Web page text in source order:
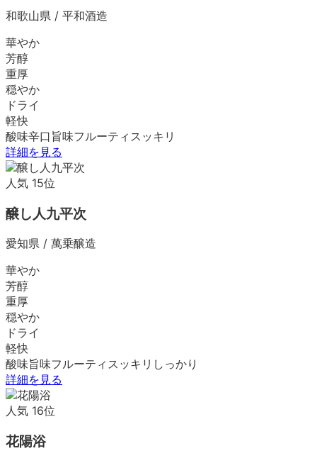
和歌山県 / 平和酒造
華やか
芳醇
重厚
穏やか
ドライ
軽快
酸味辛口 旨味フルーティ スッキリ
詳細を見る
人気 15位
醸し人九平次
愛知県 / 萬乗醸造
華やか
芳醇
重厚
穏やか
ドライ
軽快
酸味旨味フルーティ スッキリ しっかり
詳細を見る
人気 16位
花陽浴